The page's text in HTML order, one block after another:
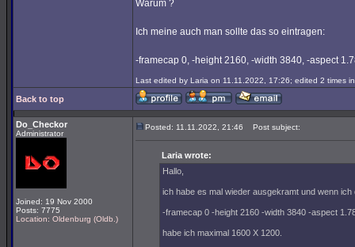
Warum ?
Ich meine auch man sollte das so eintragen:
-framecap 0, -height 2160, -width 3840, -aspect
Last edited by Laria on 11.11.2022, 17:26; edited 2 times
Back to top
Do_Checkor
Administrator
Joined: 19 Nov 2000
Posts: 7775
Location: Oldenburg (Oldb.)
Posted: 11.11.2022, 21:46 Post subject:
Laria wrote:
Hallo,
ich habe es mal wieder ausgekramt und wenn
-framecap 0 -height 2160 -width 3840 -aspect
habe ich maximal 1600 X 1200.